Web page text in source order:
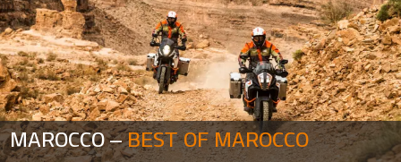
MAROCCO –BEST OF MAROCCO